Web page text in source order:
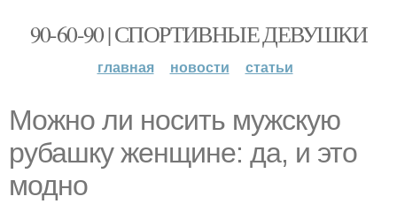
90-60-90 | СПОРТИВНЫЕ ДЕВУШКИ
главная новости статьи
Можно ли носить мужскую
рубашку женщине: да, и это
модно